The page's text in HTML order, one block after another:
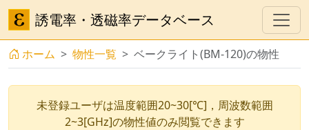
誘電率・透磁率データベース
ホーム 物性一覧 ベークライト(BM-120)の物性
未登録ユーザは温度範囲20~30[℃]，周波数範囲
2~3[GHz]の物性値のみ閲覧できます